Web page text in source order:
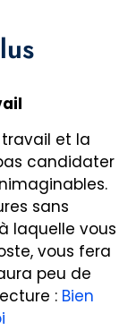
et la
candidater
sans
laquelle vous
vous fera
peu de
: Bien